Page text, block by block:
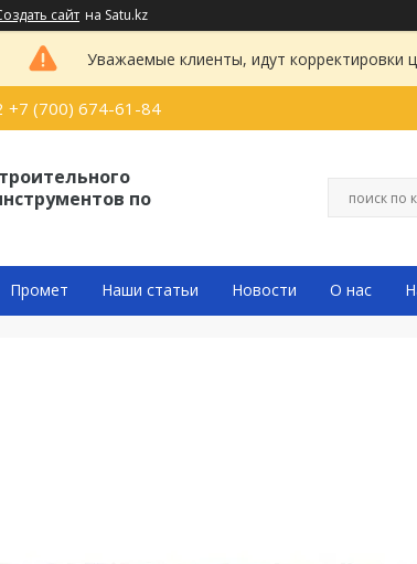
сайт на Satu.kz
Уважаемые клиенты, идут корректировки
+7 (700) 674-61-84
по
Промет Наши статьи Новости О нас